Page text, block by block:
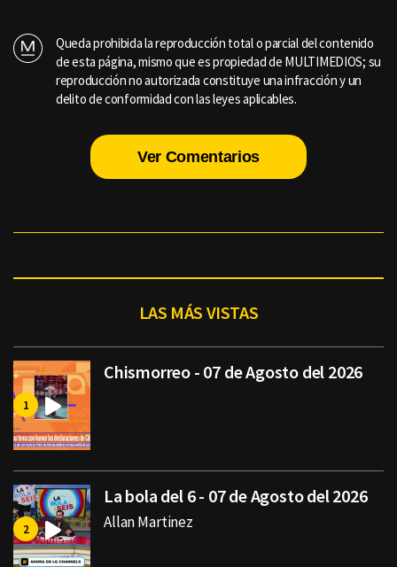
Queda prohibida la reproducción total o parcial del contenido
de esta página, mismo que es propiedad de MULTIMEDIOS; su
reproducción no autorizada constituye una infracción y un
delito de conformidad con las leyes aplicables.
Ver Comentarios
LAS MÁS VISTAS
Chismorreo - 07 de Agosto del 2026
La bola del 6 - 07 de Agosto del 2026
Allan Martinez